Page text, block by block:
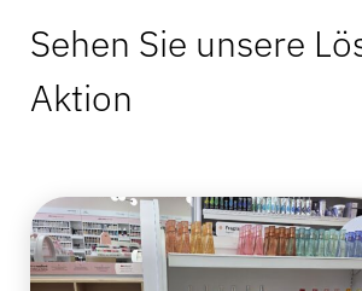
Sehen Sie unsere
Aktion